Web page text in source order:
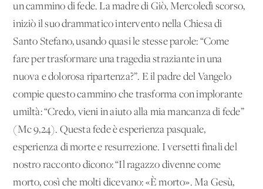
un cammino di fede. La madre di Giò, Mercoledì scorso,
iniziò il suo drammatico intervento nella Chiesa di
Santo Stefano, usando quasi le stesse parole: “Come
fare per trasformare una tragedia straziante in una
nuova e dolorosa ripartenza?”. E il padre del Vangelo
compie questo cammino che trasforma con implorante
umiltà: “Credo, vieni in aiuto alla mia mancanza di fede”
(Mc 9,24). Questa fede è esperienza pasquale,
esperienza di morte e resurrezione. I versetti finali del
nostro racconto dicono: “Il ragazzo divenne come
morto, così che molti dicevano: «È morto». Ma Gesù,